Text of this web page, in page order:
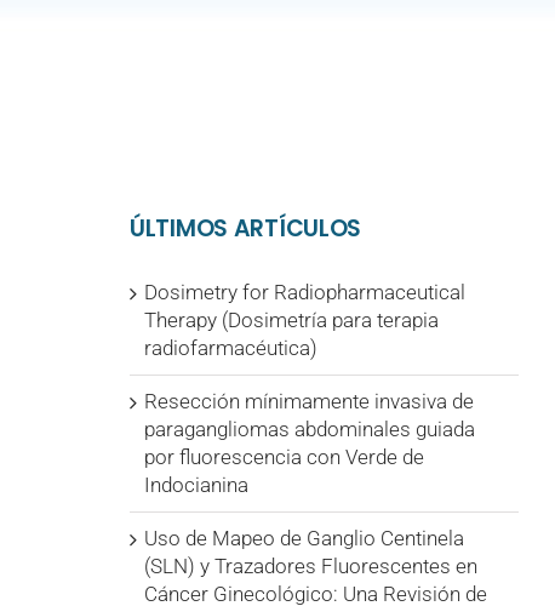
ÚLTIMOS ARTÍCULOS
Dosimetry for Radiopharmaceutical
Therapy (Dosimetría para terapia
radiofarmacéutica)
Resección mínimamente invasiva de
paragangliomas abdominales guiada
por fluorescencia con Verde de
Indocianina
Uso de Mapeo de Ganglio Centinela
(SLN) y Trazadores Fluorescentes en
Cáncer Ginecológico: Una Revisión de